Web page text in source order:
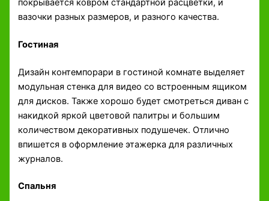
покрывается ковром стандартной расцветки, и
вазочки разных размеров, и разного качества.
Гостиная
Дизайн контемпорари в гостиной комнате выделяет
модульная стенка для видео со встроенным ящиком
для дисков. Также хорошо будет смотреться диван с
накидкой яркой цветовой палитры и большим
количеством декоративных подушечек. Отлично
впишется в оформление этажерка для различных
журналов.
Спальня